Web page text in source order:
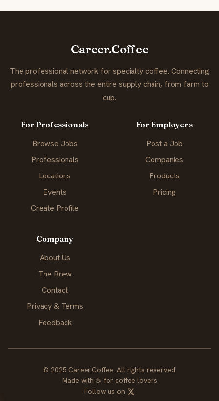
Career.Coffee
The professional network for specialty coffee. Connecting
professionals across the entire supply chain, from farm to
cup.
For Professionals
Browse Jobs
Professionals
Locations
Events
Create Profile
For Employers
Post a Job
Companies
Products
Pricing
Company
About Us
The Brew
Contact
Privacy & Terms
Feedback
© 2025 Career.Coffee. All rights reserved.
Made with ☕ for coffee lovers
Follow us on